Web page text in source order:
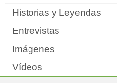
Historias y Leyendas
Entrevistas
Imágenes
Vídeos